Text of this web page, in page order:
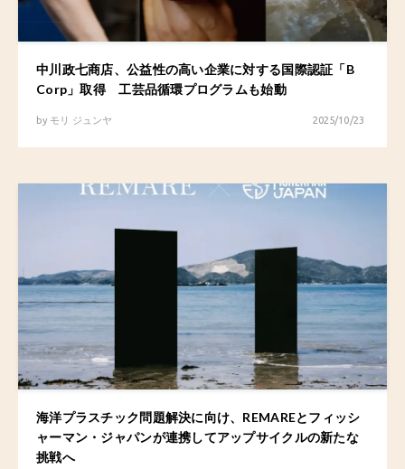
中川政七商店、公益性の高い企業に対する国際認証「B
Corp」取得 工芸品循環プログラムも始動
by モリ ジュンヤ 2025/10/23
海洋プラスチック問題解決に向け、REMAREとフィッシ
ャーマン・ジャパンが連携してアップサイクルの新たな
挑戦へ